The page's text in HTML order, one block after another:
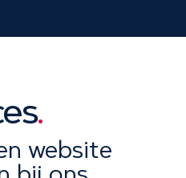
.
website